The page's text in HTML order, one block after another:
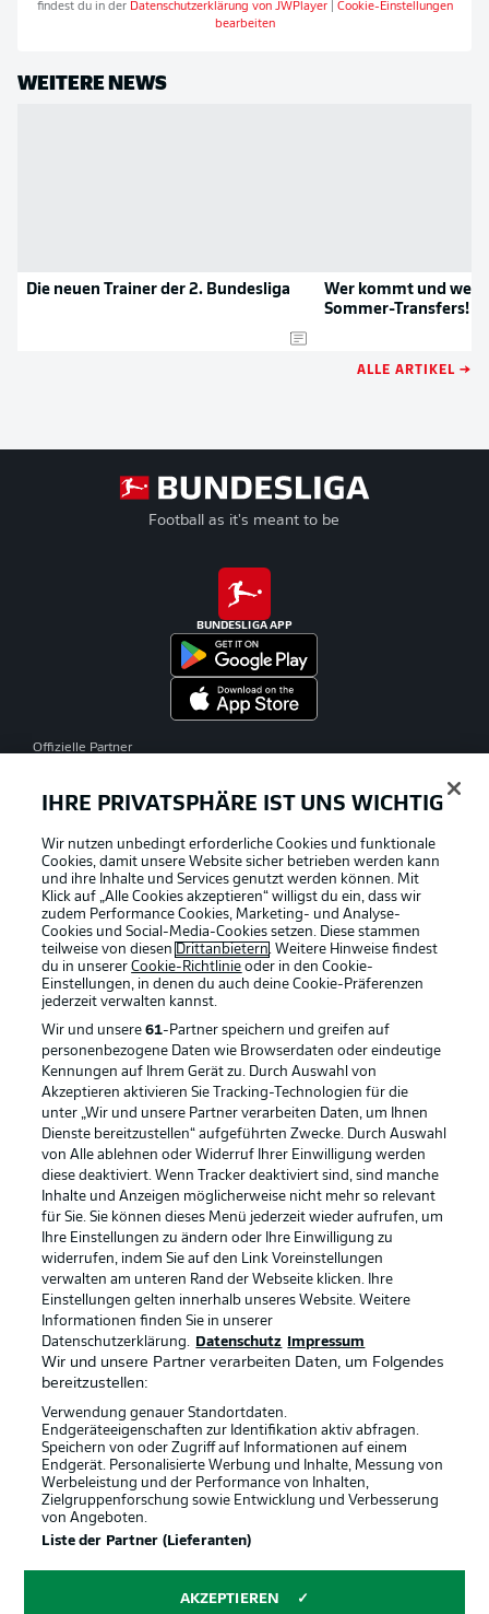
findest du in der Datenschutzerklärung von JWPlayer| Cookie-Einstellungen
bearbeiten
WEITERE NEWS
Die neuen Trainer der 2. Bundesliga
Wer kommt und wer
Sommer-Transfers!
ALLE ARTIKEL →
Football as it's meant to be
BUNDESLIGA APP
Offizielle Partner
Rechtliche Hinweise Voreinstellungen verwalten
Datenschutz Nutzungsbedingungen
Broadcaster Kontakt
Jobs Impressum
Partner Spieler
Liveticker
© 2026 Bundesliga-Gruppe GmbH
IHRE PRIVATSPHÄRE IST UNS WICHTIG
Wir nutzen unbedingt erforderliche Cookies und funktionale
Cookies, damit unsere Website sicher betrieben werden kann
und ihre Inhalte und Services genutzt werden können. Mit
Klick auf „Alle Cookies akzeptieren“ willigst du ein, dass wir
zudem Performance Cookies, Marketing- und Analyse-
Cookies und Social-Media-Cookies setzen. Diese stammen
teilweise von diesen Drittanbietern. Weitere Hinweise findest
du in unsererCookie-Richtlinie oder in den Cookie-
Einstellungen, in denen du auch deine Cookie-Präferenzen
jederzeit verwalten kannst.
Wir und unsere61-Partner speichern und greifen auf
personenbezogene Daten wie Browserdaten oder eindeutige
Kennungen auf Ihrem Gerät zu. Durch Auswahl von
Akzeptieren aktivieren Sie Tracking-Technologien für die
unter „Wir und unsere Partner verarbeiten Daten, um Ihnen
Dienste bereitzustellen“ aufgeführten Zwecke. Durch Auswahl
von Alle ablehnen oder Widerruf Ihrer Einwilligung werden
diese deaktiviert. Wenn Tracker deaktiviert sind, sind manche
Inhalte und Anzeigen möglicherweise nicht mehr so relevant
für Sie. Sie können dieses Menü jederzeit wieder aufrufen, um
Ihre Einstellungen zu ändern oder Ihre Einwilligung zu
widerrufen, indem Sie auf den Link Voreinstellungen
verwalten am unteren Rand der Webseite klicken. Ihre
Einstellungen gelten innerhalb unseres Website. Weitere
Informationen finden Sie in unserer
Datenschutzerklärung.
Datenschutz Impressum
Wir und unsere Partner verarbeiten Daten, um Folgendes
bereitzustellen:
Verwendung genauer Standortdaten.
Endgeräteeigenschaften zur Identifikation aktiv abfragen.
Speichern von oder Zugriff auf Informationen auf einem
Endgerät. Personalisierte Werbung und Inhalte, Messung von
Werbeleistung und der Performance von Inhalten,
Zielgruppenforschung sowie Entwicklung und Verbesserung
von Angeboten.
Liste der Partner (Lieferanten)
AKZEPTIEREN